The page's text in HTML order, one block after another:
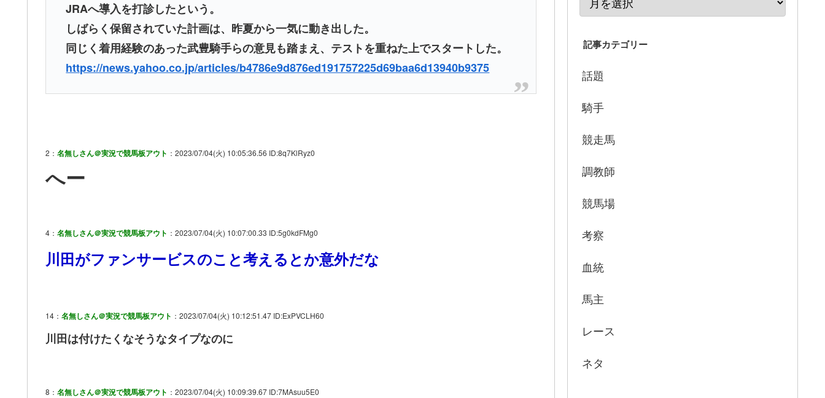
JRAへ導入を打診したという。
しばらく保留されていた計画は、昨夏から一気に動き出した。
同じく着用経験のあった武豊騎手らの意見も踏まえ、テストを重ねた上でスタートした。
https://news.yahoo.co.jp/articles/b4786e9d876ed191757225d69baa6d13940b9375
2： 名無しさん＠実況で競馬板アウト ：2023/07/04(火) 10:05:36.56 ID:8q7KlRyz0
へー
4： 名無しさん＠実況で競馬板アウト ：2023/07/04(火) 10:07:00.33 ID:5g0kdFMg0
川田がファンサービスのこと考えるとか意外だな
14： 名無しさん＠実況で競馬板アウト ：2023/07/04(火) 10:12:51.47 ID:ExPVCLH60
川田は付けたくなそうなタイプなのに
8： 名無しさん＠実況で競馬板アウト ：2023/07/04(火) 10:09:39.67 ID:7MAsuu5E0
記事カテゴリー
話題
騎手
競走馬
調教師
競馬場
考察
血統
馬主
レース
ネタ